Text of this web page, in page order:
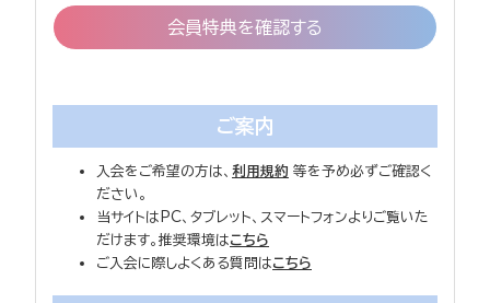
会員特典を確認する
ご案内
入会をご希望の方は、 利用規約 等を予め必ずご確認く
ださい。
当サイトはPC、タブレット、スマートフォンよりご覧いた
だけます。推奨環境はこちら
ご入会に際しよくある質問はこちら